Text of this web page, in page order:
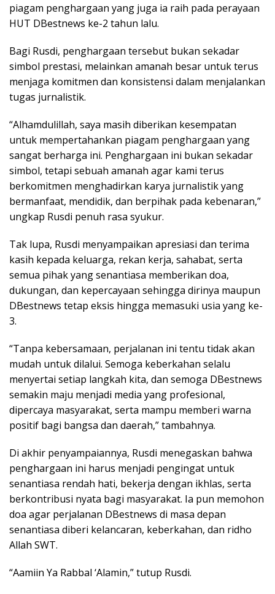
piagam penghargaan yang juga ia raih pada perayaan
HUT DBestnews ke-2 tahun lalu.
Bagi Rusdi, penghargaan tersebut bukan sekadar
simbol prestasi, melainkan amanah besar untuk terus
menjaga komitmen dan konsistensi dalam menjalankan
tugas jurnalistik.
“Alhamdulillah, saya masih diberikan kesempatan
untuk mempertahankan piagam penghargaan yang
sangat berharga ini. Penghargaan ini bukan sekadar
simbol, tetapi sebuah amanah agar kami terus
berkomitmen menghadirkan karya jurnalistik yang
bermanfaat, mendidik, dan berpihak pada kebenaran,”
ungkap Rusdi penuh rasa syukur.
Tak lupa, Rusdi menyampaikan apresiasi dan terima
kasih kepada keluarga, rekan kerja, sahabat, serta
semua pihak yang senantiasa memberikan doa,
dukungan, dan kepercayaan sehingga dirinya maupun
DBestnews tetap eksis hingga memasuki usia yang ke-
3.
“Tanpa kebersamaan, perjalanan ini tentu tidak akan
mudah untuk dilalui. Semoga keberkahan selalu
menyertai setiap langkah kita, dan semoga DBestnews
semakin maju menjadi media yang profesional,
dipercaya masyarakat, serta mampu memberi warna
positif bagi bangsa dan daerah,” tambahnya.
Di akhir penyampaiannya, Rusdi menegaskan bahwa
penghargaan ini harus menjadi pengingat untuk
senantiasa rendah hati, bekerja dengan ikhlas, serta
berkontribusi nyata bagi masyarakat. Ia pun memohon
doa agar perjalanan DBestnews di masa depan
senantiasa diberi kelancaran, keberkahan, dan ridho
Allah SWT.
“Aamiin Ya Rabbal ‘Alamin,” tutup Rusdi.